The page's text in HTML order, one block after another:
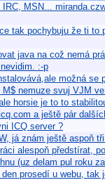
MSN...
tak pochybuju že ti to
java na což nemá
:-p
možná se
nemuze svuj VJM
horsie je to to
a ještě pár
ICQ server ?
já znám ještě aspoň
alespoň předstírat,
(uz delam pul roku
prosedí u webu, tak